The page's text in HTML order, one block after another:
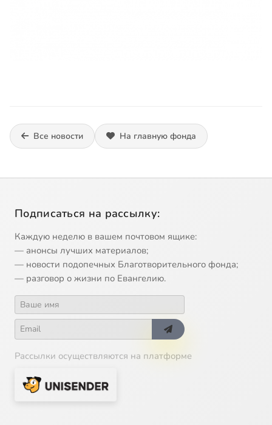
Все новости На главную фонда
Подписаться на рассылку:
Каждую неделю в вашем почтовом ящике:
— анонсы лучших материалов;
— новости подопечных Благотворительного фонда;
— разговор о жизни по Евангелию.
Рассылки осуществляются на платформе